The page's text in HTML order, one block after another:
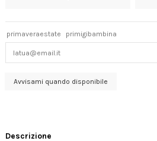
primaveraestate primigibambina
Descrizione